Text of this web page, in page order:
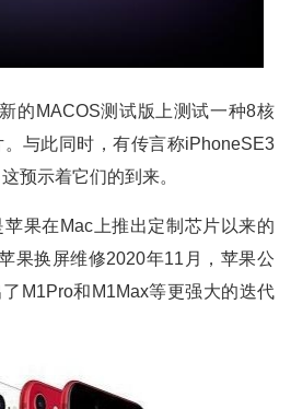
的MACOS测试版上测试一种8核
与此同时，有传言称iPhoneSE3
预示着它们的到来。
果在Mac上推出定制芯片以来的
果换屏维修2020年11月，苹果公
M1Pro和M1Max等更强大的迭代